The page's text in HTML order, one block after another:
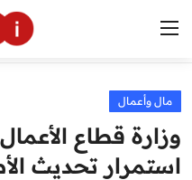
الرئيسية
اخبار مصر
مال وأعمال
وزارة قطاع
استمرار تحديث